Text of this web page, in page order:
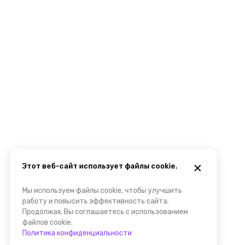
Этот веб-сайт использует файлы cookie.
Мы используем файлы cookie, чтобы улучшить
работу и повысить эффективность сайта.
Продолжая, Вы соглашаетесь с использованием
файлов cookie.
Политика конфиденциальности